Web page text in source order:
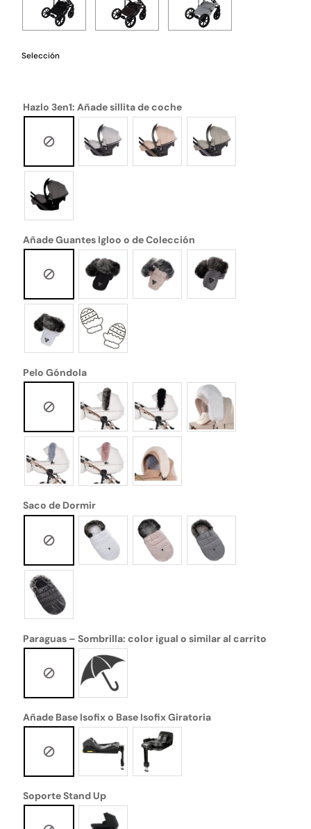
Selección
Hazlo 3en1: Añade sillita de coche
Añade Guantes Igloo o de Colección
Pelo Góndola
Saco de Dormir
Paraguas – Sombrilla: color igual o similar al carrito
Añade Base Isofix o Base Isofix Giratoria
Soporte Stand Up